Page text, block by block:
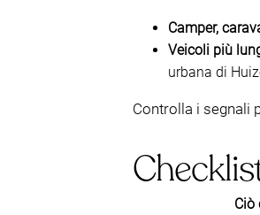
Camper,
Veicoli più
urbana di
Controlla i segnali
Ciò